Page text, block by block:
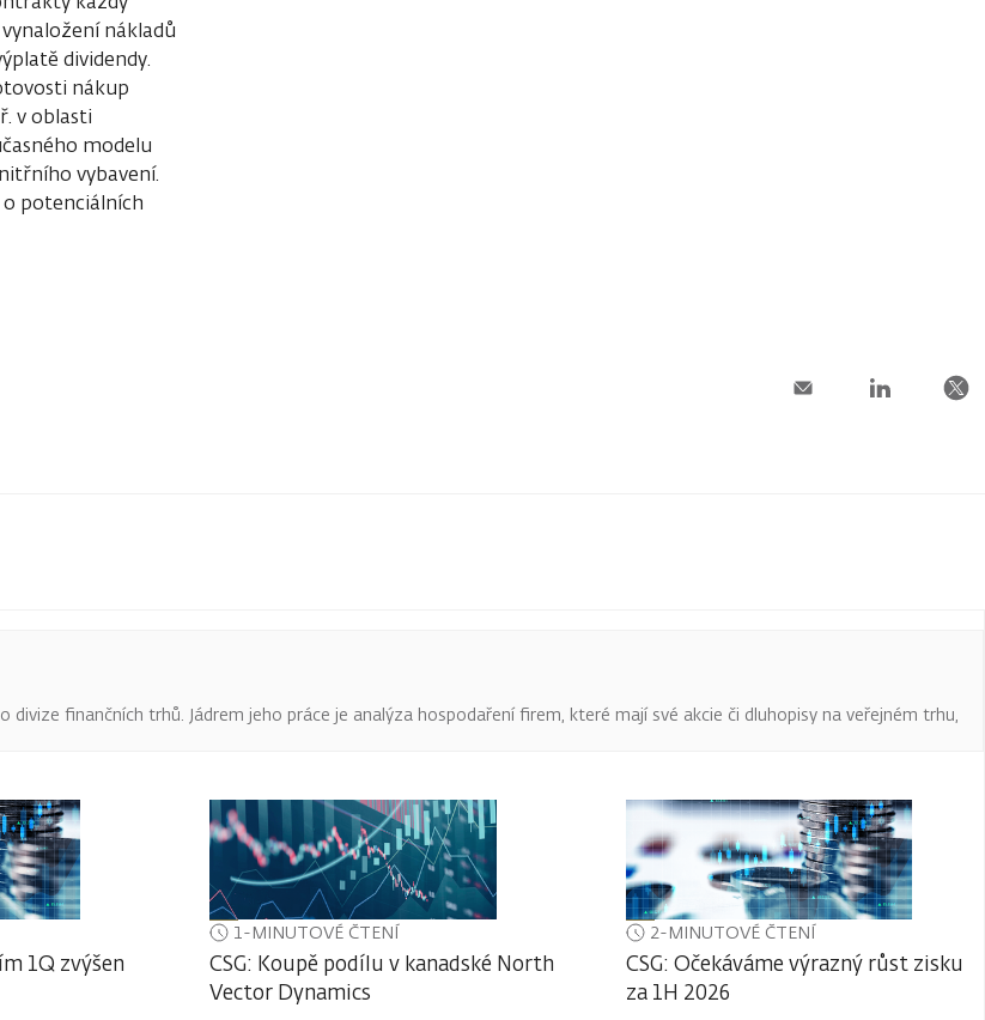
nákladů
dividendy.
nákup
v oblasti
modelu
vybavení.
potenciálních
finančních trhů. Jádrem jeho práce je analýza hospodaření firem, které mají své akcie či dluhopisy na veřejném trhu,
1Q zvýšen
1-MINUTOVÉ ČTENÍ
CSG: Koupě podílu v kanadské North
Vector Dynamics
2-MINUTOVÉ ČTENÍ
CSG: Očekáváme výrazný růst zisku
za 1H 2026